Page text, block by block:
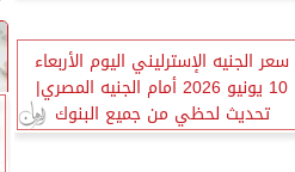
سعر الجنيه الإسترليني اليوم الأربعاء
10 يونيو 2026 أمام الجنيه المصري|
تحديث لحظي من جميع البنوك